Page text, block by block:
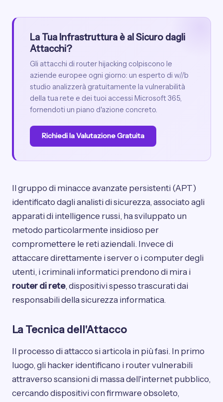
La Tua Infrastruttura è al Sicuro dagli
Attacchi?
Gli attacchi di router hijacking colpiscono le
aziende europee ogni giorno: un esperto di w//b
studio analizzerà gratuitamente la vulnerabilità
della tua rete e dei tuoi accessi Microsoft 365,
fornendoti un piano d'azione concreto.
Richiedi la Valutazione Gratuita
Il gruppo di minacce avanzate persistenti (APT)
identificato dagli analisti di sicurezza, associato agli
apparati di intelligence russi, ha sviluppato un
metodo particolarmente insidioso per
compromettere le reti aziendali. Invece di
attaccare direttamente i server o i computer degli
utenti, i criminali informatici prendono di mira i
router di rete, dispositivi spesso trascurati dai
responsabili della sicurezza informatica.
La Tecnica dell'Attacco
Il processo di attacco si articola in più fasi. In primo
luogo, gli hacker identificano i router vulnerabili
attraverso scansioni di massa dell'internet pubblico,
cercando dispositivi con firmware obsoleto,